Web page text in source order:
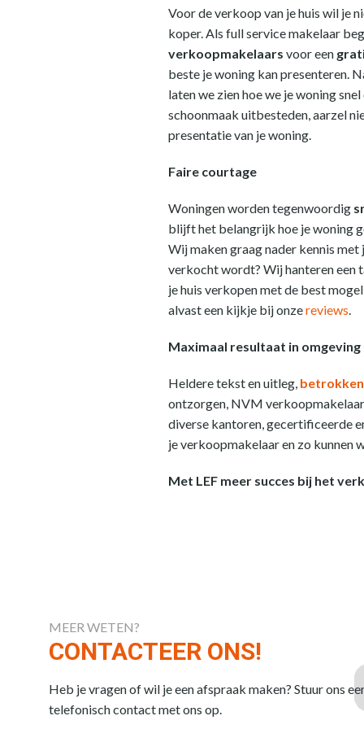
Voor de verkoop van je huis wil je
koper. Als full service makelaar
verkoopmakelaars voor een
beste je woning kan presenteren.
laten we zien hoe we je woning
schoonmaak uitbesteden, aarzel
presentatie van je woning.
Faire courtage
Woningen worden tegenwoordig
blijft het belangrijk hoe je woning
Wij maken graag nader kennis
verkocht wordt? Wij hanteren een
je huis verkopen met de best
alvast een kijkje bij onzereviews.
Maximaal resultaat in
Heldere tekst en uitleg,
ontzorgen, NVM
diverse kantoren, gecertificeerde
je verkoopmakelaar en zo kunnen
Met LEF meer succes bij het
MEER WETEN?
CONTACTEER ONS!
Heb je vragen of wil je een afspraak maken? Stuur ons
telefonisch contact met ons op.